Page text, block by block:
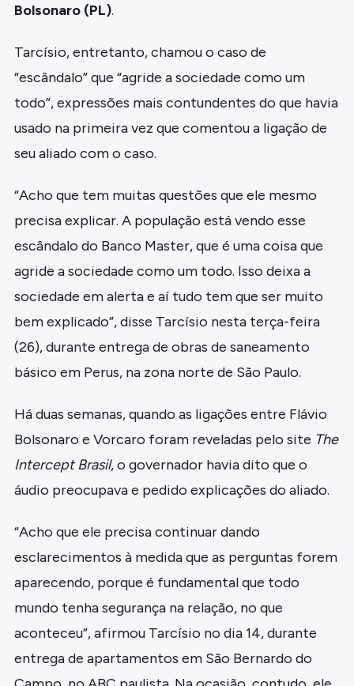
Bolsonaro (PL).
Tarcísio, entretanto, chamou o caso de
“escândalo” que “agride a sociedade como um
todo”, expressões mais contundentes do que havia
usado na primeira vez que comentou a ligação de
seu aliado com o caso.
“Acho que tem muitas questões que ele mesmo
precisa explicar. A população está vendo esse
escândalo do Banco Master, que é uma coisa que
agride a sociedade como um todo. Isso deixa a
sociedade em alerta e aí tudo tem que ser muito
bem explicado”, disse Tarcísio nesta terça-feira
(26), durante entrega de obras de saneamento
básico em Perus, na zona norte de São Paulo.
Há duas semanas, quando as ligações entre Flávio
Bolsonaro e Vorcaro foram reveladas pelo site The
Intercept Brasil, o governador havia dito que o
áudio preocupava e pedido explicações do aliado.
“Acho que ele precisa continuar dando
esclarecimentos à medida que as perguntas forem
aparecendo, porque é fundamental que todo
mundo tenha segurança na relação, no que
aconteceu”, afirmou Tarcísio no dia 14, durante
entrega de apartamentos em São Bernardo do